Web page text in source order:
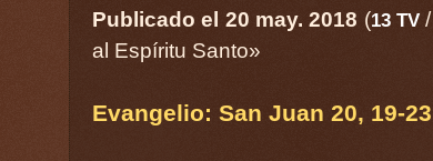
Publicado el 20 may. 2018 (13 TV /
al Espíritu Santo»
Evangelio: San Juan 20, 19-23